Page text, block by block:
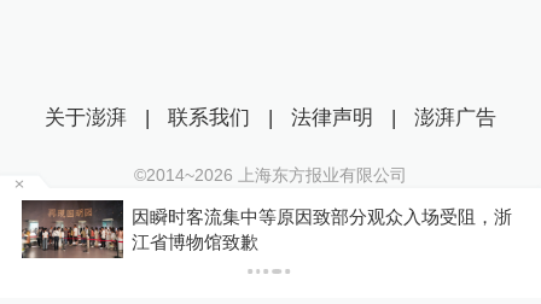
场受阻，浙
游客睡自己车里被酒店收150元“住宿费”
门介入后酒店退款并赔偿1000元
关于澎湃 | 联系我们 | 法律声明 | 澎湃广告
©2014~2026 上海东方报业有限公司
沪ICP证：沪B2-20170116 | 沪ICP备14003370号
互联网新闻信息服务许可证：31120170006
沪公网安备 31010602000299号